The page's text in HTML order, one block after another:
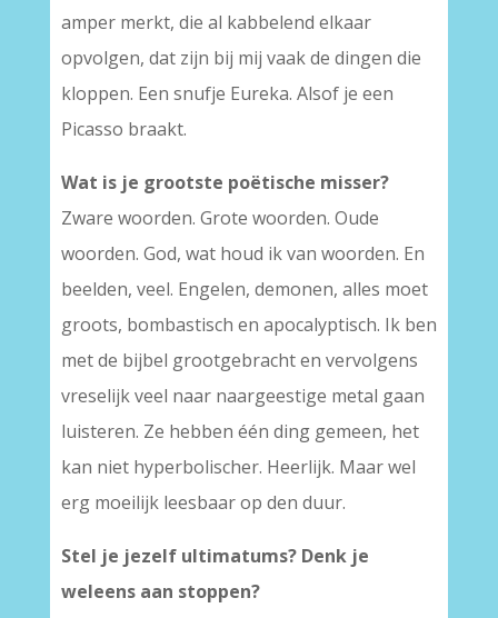
amper merkt, die al kabbelend elkaar
opvolgen, dat zijn bij mij vaak de dingen die
kloppen. Een snufje Eureka. Alsof je een
Picasso braakt.
Wat is je grootste poëtische misser?
Zware woorden. Grote woorden. Oude
woorden. God, wat houd ik van woorden. En
beelden, veel. Engelen, demonen, alles moet
groots, bombastisch en apocalyptisch. Ik ben
met de bijbel grootgebracht en vervolgens
vreselijk veel naar naargeestige metal gaan
luisteren. Ze hebben één ding gemeen, het
kan niet hyperbolischer. Heerlijk. Maar wel
erg moeilijk leesbaar op den duur.
Stel je jezelf ultimatums? Denk je
weleens aan stoppen?